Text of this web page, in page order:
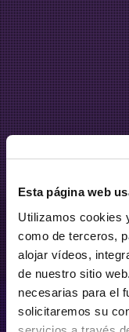
Esta página web
Utilizamos cookies
como de terceros,
alojar vídeos,
de nuestro sitio
necesarias para el
solicitaremos su